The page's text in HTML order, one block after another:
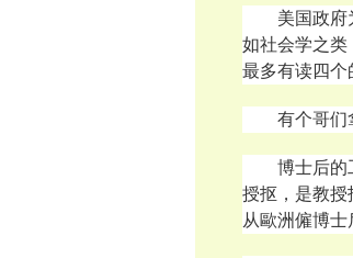
美国政府
如社会学之类
最多有读四个
有个哥们
博士后的
授抠，是教授
从歐洲僱博士